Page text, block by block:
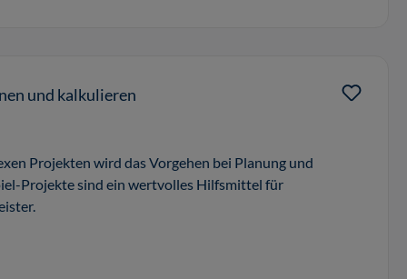
und kalkulieren
Projekten wird das Vorgehen bei Planung und
Projekte sind ein wertvolles Hilfsmittel für